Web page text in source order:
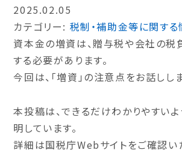
2025.02.05
カテゴリー: 税制・補助金等に関する
資本金の増資は、贈与税や会社の税
する必要があります。
今回は、 「増資」の注意点 をお話しし
本投稿は、できるだけわかりやすい
明しています。
詳細は国税庁Webサイトをご確認い